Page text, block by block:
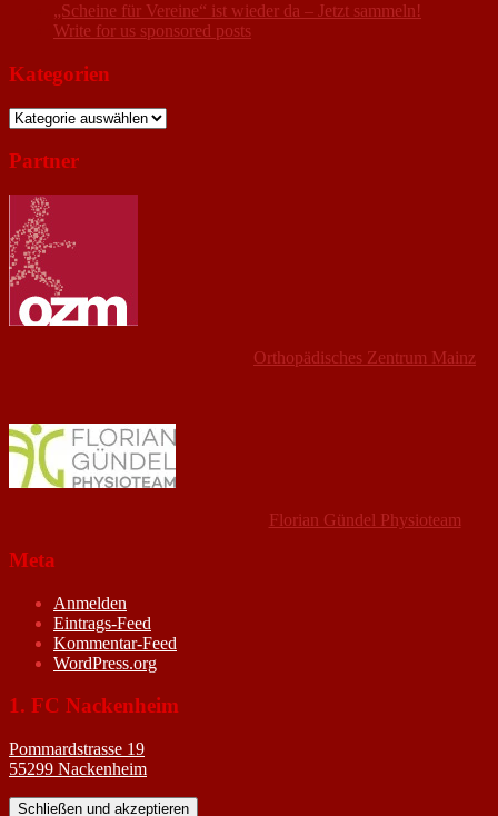
„Scheine für Vereine“ ist wieder da – Jetzt sammeln!
Write for us sponsored posts
Kategorien
Kategorien
Partner
Orthopädisches Zentrum Mainz
Florian Gündel Physioteam
Meta
Anmelden
Eintrags-Feed
Kommentar-Feed
WordPress.org
1. FC Nackenheim
Pommardstrasse 19
55299 Nackenheim